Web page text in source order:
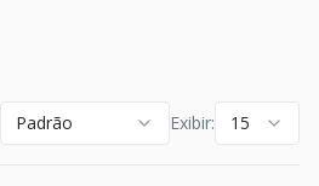
Padrão Exibir: 15